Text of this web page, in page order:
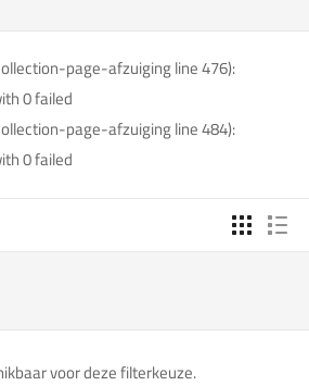
page-afzuiging line 476):
0 failed
page-afzuiging line 484):
0 failed
voor deze filterkeuze.